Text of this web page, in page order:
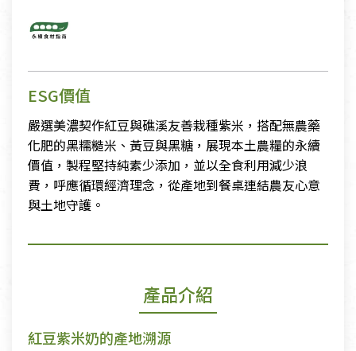
ESG價值
嚴選美濃契作紅豆與礁溪友善栽種紫米，搭配無農藥
化肥的黑糯糙米、黃豆與黑糖，展現本土農糧的永續
價值，製程堅持純素少添加，並以全食利用減少浪
費，呼應循環經濟理念，從產地到餐桌連結農友心意
與土地守護。
產品介紹
紅豆紫米奶的產地溯源